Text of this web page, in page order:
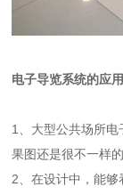
电子导览系统的应
1、大型公共场所
果图还是很不一样
2、在设计中，能